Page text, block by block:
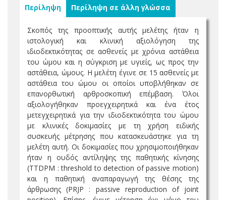
Περίληψη Περίληψη σε άλλη γλώσσα
Σκοπός της προοπτικής αυτής μελέτης ήταν η
ιστολογική και κλινική αξιολόγηση της
ιδιοδεκτικότητας σε ασθενείς με χρόνια αστάθεια
του ώμου και η σύγκριση με υγιείς, ως προς την
αστάθεια, ώμους. Η μελέτη έγινε σε 15 ασθενείς με
αστάθεια του ώμου οι οποίοι υποβλήθηκαν σε
επανορθωτική αρθροσκοπική επέμβαση. Όλοι
αξιολογήθηκαν προεγχειρητικά και ένα έτος
μετεγχειρητικά για την ιδιοδεκτικότητα του ώμου
με κλινικές δοκιμασίες με τη χρήση ειδικής
συσκευής μέτρησης που κατασκευάστηκε για τη
μελέτη αυτή. Οι δοκιμασίες που χρησιμοποιήθηκαν
ήταν η ουδός αντίληψης της παθητικής κίνησης
(TTDPM : threshold to detection of passive motion)
και η παθητική αναπαραγωγή της θέσης της
άρθρωσης (PRJP : passive reproduction of joint